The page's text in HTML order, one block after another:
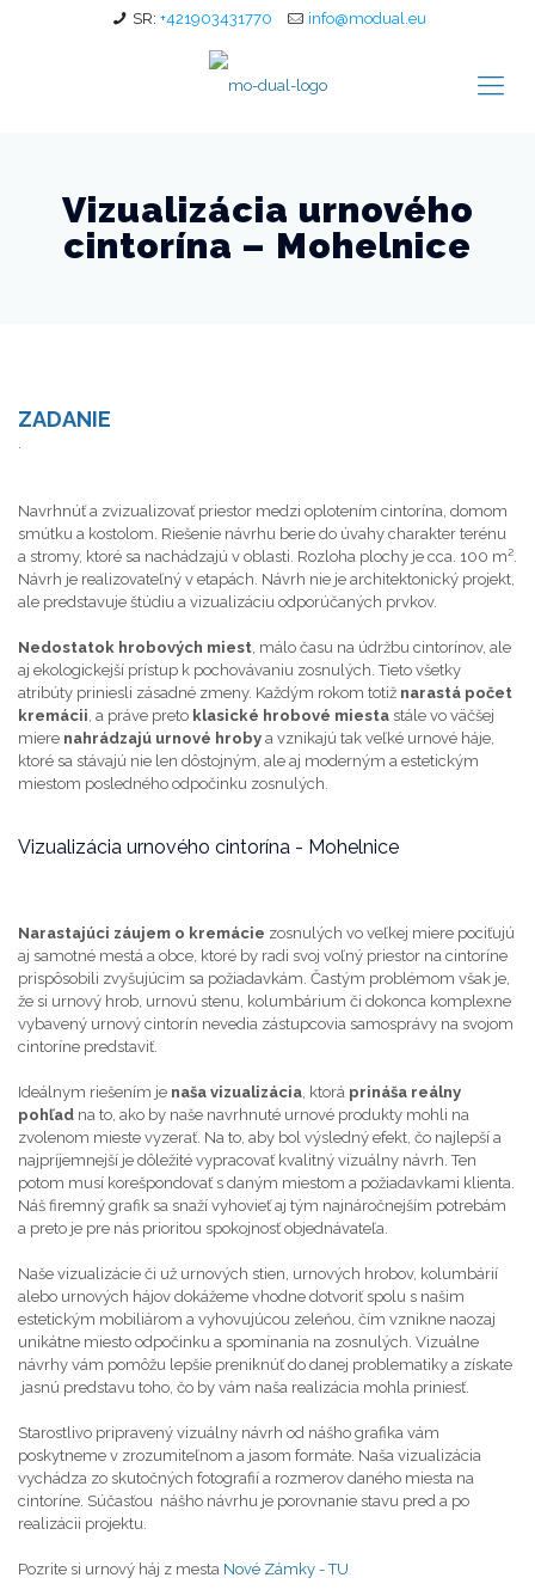
SR: +421903431770 info@modual.eu
Vizualizácia urnového
cintorína – Mohelnice
ZADANIE
.
Navrhnúť a zvizualizovať priestor medzi oplotením cintorína, domom
smútku a kostolom. Riešenie návrhu berie do úvahy charakter terénu
a stromy, ktoré sa nachádzajú v oblasti. Rozloha plochy je cca. 100 m².
Návrh je realizovateľný v etapách. Návrh nie je architektonický projekt,
ale predstavuje štúdiu a vizualizáciu odporúčaných prvkov.
Nedostatok hrobových miest, málo času na údržbu cintorínov, ale
aj ekologickejší prístup k pochovávaniu zosnulých. Tieto všetky
atribúty priniesli zásadné zmeny. Každým rokom totiž narastá počet
kremácii, a práve preto klasické hrobové miesta stále vo väčšej
miere nahrádzajú urnové hroby a vznikajú tak veľké urnové háje,
ktoré sa stávajú nie len dôstojným, ale aj moderným a estetickým
miestom posledného odpočinku zosnulých.
Vizualizácia urnového cintorína - Mohelnice
Narastajúci záujem o kremácie zosnulých vo veľkej miere pociťujú
aj samotné mestá a obce, ktoré by radi svoj voľný priestor na cintoríne
prispôsobili zvyšujúcim sa požiadavkám. Častým problémom však je,
že si urnový hrob, urnovú stenu, kolumbárium či dokonca komplexne
vybavený urnový cintorín nevedia zástupcovia samosprávy na svojom
cintoríne predstaviť.
Ideálnym riešením je naša vizualizácia, ktorá prináša reálny
pohľad na to, ako by naše navrhnuté urnové produkty mohli na
zvolenom mieste vyzerať. Na to, aby bol výsledný efekt, čo najlepší a
najpríjemnejší je dôležité vypracovať kvalitný vizuálny návrh. Ten
potom musí korešpondovať s daným miestom a požiadavkami klienta.
Náš firemný grafik sa snaží vyhovieť aj tým najnáročnejším potrebám
a preto je pre nás prioritou spokojnosť objednávateľa.
Naše vizualizácie či už urnových stien, urnových hrobov, kolumbárií
alebo urnových hájov dokážeme vhodne dotvoriť spolu s našim
estetickým mobiliárom a vyhovujúcou zeleňou, čím vznikne naozaj
unikátne miesto odpočinku a spomínania na zosnulých. Vizuálne
návrhy vám pomôžu lepšie preniknúť do danej problematiky a získate
jasnú predstavu toho, čo by vám naša realizácia mohla priniesť.
Starostlivo pripravený vizuálny návrh od nášho grafika vám
poskytneme v zrozumiteľnom a jasom formáte. Naša vizualizácia
vychádza zo skutočných fotografií a rozmerov daného miesta na
cintoríne. Súčasťou nášho návrhu je porovnanie stavu pred a po
realizácii projektu.
Pozrite si urnový háj z mesta Nové Zámky - TU